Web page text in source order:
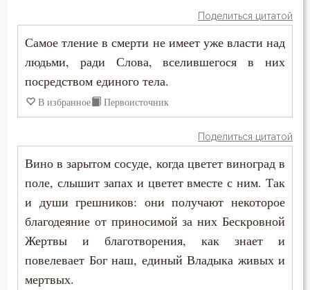
Рождество
Священное Писание
Смысл жизни
Сотворение мира
Спаситель
Страшный суд
Макарий Оптинский (Иванов)
Максим Исповедник
Моисей Оптинский (Путилов)
Никон Оптинский (Беляев)
Нил Синайский
Поделиться цитатой
Самое тление в смерти не имеет уже власти над
людьми, ради Слова, вселившегося в них
посредством единого тела.
В избранное Первоисточник
Поделиться цитатой
Вино в зарытом сосуде, когда цветет виноград в
поле, слышит запах и цветет вместе с ним. Так
и души грешников: они получают некоторое
благодеяние от приносимой за них Бескровной
Жертвы и благотворения, как знает и
повелевает Бог наш, единый Владыка живых и
мертвых.